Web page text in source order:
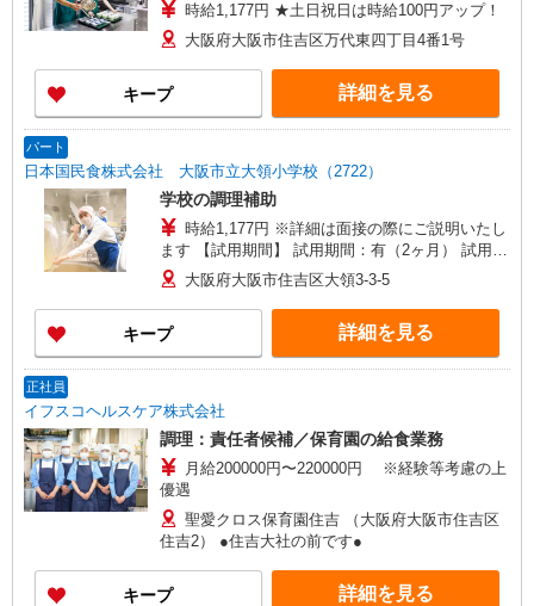
時給1,177円 ★土日祝日は時給100円アップ！
大阪府大阪市住吉区万代東四丁目4番1号
キープ 詳細を見る
パート
日本国民食株式会社 大阪市立大領小学校（2722）
学校の調理補助
時給1,177円 ※詳細は面接の際にご説明いたし
ます 【試用期間】 試用期間：有（2ヶ月） 試用期
間中の労働条件：変更なし
大阪府大阪市住吉区大領3-3-5
キープ 詳細を見る
正社員
イフスコヘルスケア株式会社
調理：責任者候補／保育園の給食業務
月給200000円〜220000円 ※経験等考慮の上
優遇
聖愛クロス保育園住吉 （大阪府大阪市住吉区
住吉2） ●住吉大社の前です●
キープ 詳細を見る